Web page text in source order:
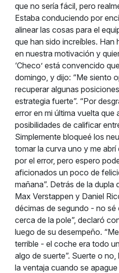
que no sería fácil, pero
Estaba conduciendo por
alinear las cosas para el
que han sido increíbles.
en nuestra motivación y
‘Checo’ está convencido
domingo, y dijo: “Me siento
recuperar algunas
estrategia fuerte”. “Por
error en mi última vuelta que
posibilidades de calificar
Simplemente bloqueé los
tomar la curva uno y me
por el error, pero espero
aficionados un poco de
mañana”. Detrás de la
Max Verstappen y Daniel
décimas de segundo - no
cerca de la pole”, declaró
luego de su desempeño.
terrible - el coche era todo
algo de suerte”. Suerte o
la ventaja cuando se